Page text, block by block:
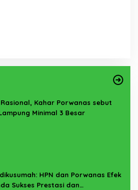
Kahar Porwanas sebut
Minimal 3 Besar
HPN dan Porwanas Efek
Sukses Prestasi dan